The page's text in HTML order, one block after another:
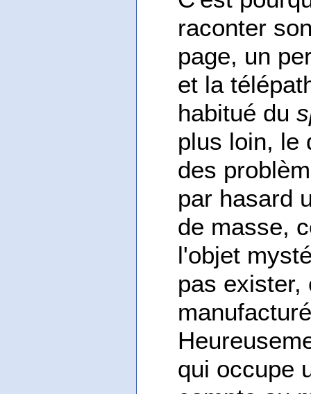
raconter
page, un
et la
habitué du
plus loin, le
des
par hasard
de masse,
l'objet
pas exister,
qui occupe